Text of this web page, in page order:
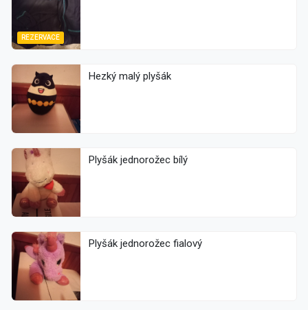
REZERVACE
Hezký malý plyšák
Plyšák jednorožec bílý
Plyšák jednorožec fialový